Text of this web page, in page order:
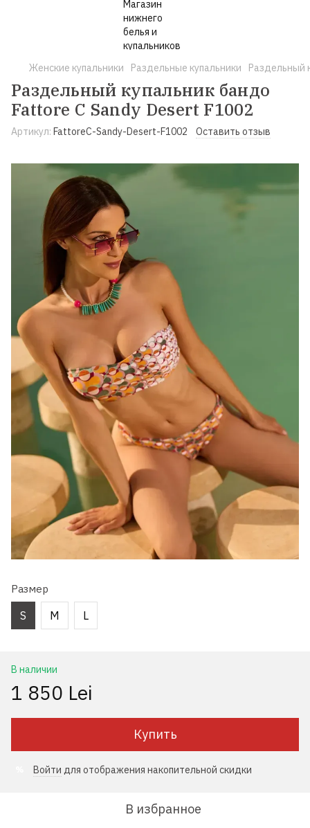
Женские купальники Раздельные купальники Раздельный
Раздельный купальник бандо
Fattore C Sandy Desert F1002
Артикул: FattoreC-Sandy-Desert-F1002 Оставить отзыв
Размер
S M L
В наличии
1 850 Lei
Купить
Войти для отображения накопительной скидки
В избранное